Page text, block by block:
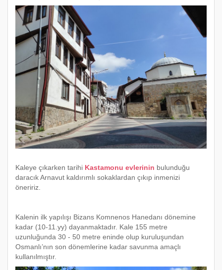
Kaleye çıkarken tarihi Kastamonu evlerinin bulunduğu
daracık Arnavut kaldırımlı sokaklardan çıkıp inmenizi
öneririz.
Kalenin ilk yapılışı Bizans Komnenos Hanedanı dönemine
kadar (10-11.yy) dayanmaktadır. Kale 155 metre
uzunluğunda 30 - 50 metre eninde olup kuruluşundan
Osmanlı’nın son dönemlerine kadar savunma amaçlı
kullanılmıştır.